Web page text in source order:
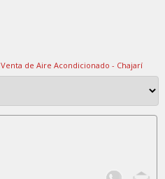
Venta de Aire Acondicionado - Chajarí